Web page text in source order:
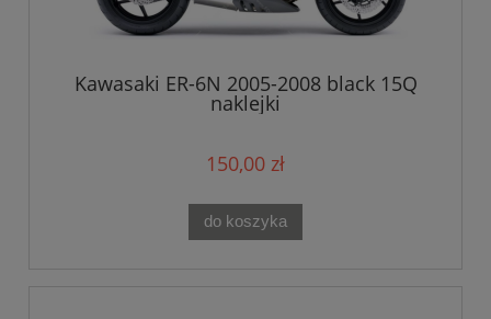
Kawasaki ER-6N 2005-2008 black 15Q
naklejki
150,00 zł
do koszyka